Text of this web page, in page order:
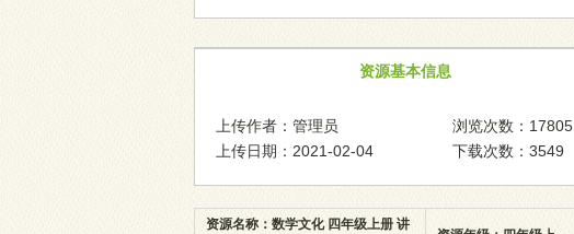
资源基本信息
上传作者：管理员
上传日期：2021-02-04
浏览次数：17805
下载次数：3549
资源名称：数学文化 四年级上册 讲